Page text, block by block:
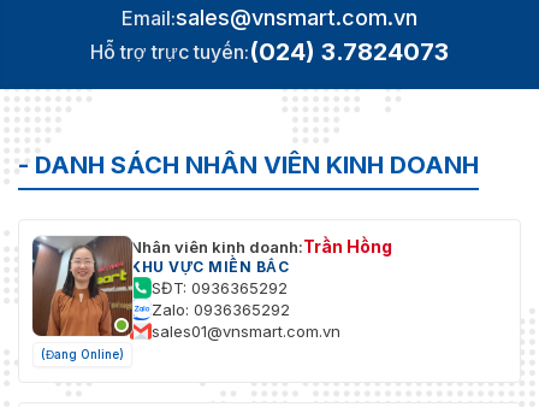
Email:sales@vnsmart.com.vn
Hỗ trợ trực tuyến:(024) 3.7824073
- DANH SÁCH NHÂN VIÊN KINH DOANH
(Đang Online)
Nhân viên kinh doanh:Trần Hồng
KHU VỰC MIỀN BẮC
SĐT: 0936365292
Zalo: 0936365292
sales01@vnsmart.com.vn